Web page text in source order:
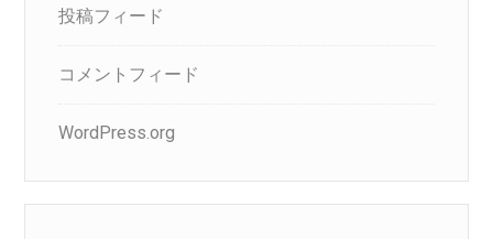
投稿フィード
コメントフィード
WordPress.org